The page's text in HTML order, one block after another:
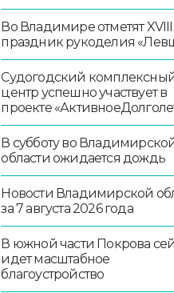
Во Владимире отметят XVIII
праздник рукоделия
Судогодский
центр успешно участвует в
проекте
В субботу во
области ожидается дождь
Новости Владимирской
за 7 августа 2026 года
В южной части Покрова
идет масштабное
благоустройство